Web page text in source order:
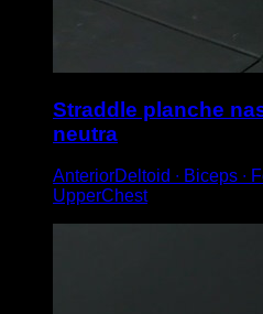
Straddle planche
neutra
AnteriorDeltoid ∙ Biceps ∙
UpperChest